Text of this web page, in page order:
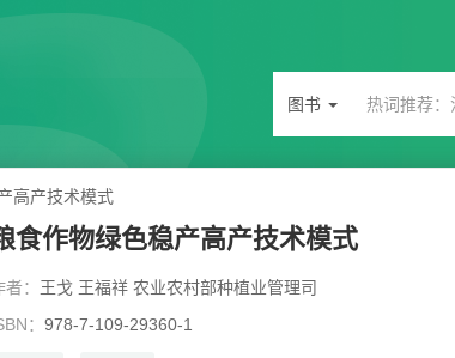
图书
高产技术模式
食作物绿色稳产高产技术模式
： 王戈 王福祥 农业农村部种植业管理司
： 978-7-109-29360-1